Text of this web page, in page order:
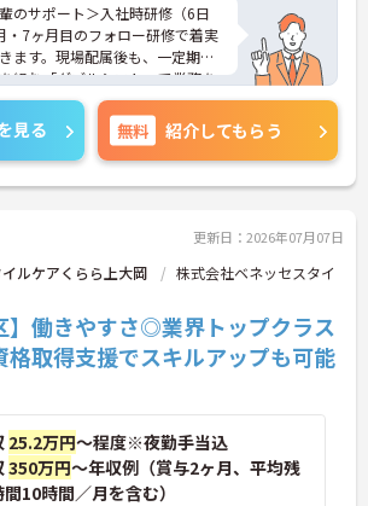
のサポート＞入社時研修（6日
・7ヶ月目のフォロー研修で着実
ます。現場配属後も、一定期間
組む「ダブルシフト」で業務を
人で抱え込むことはありませ
結！専門性を磨いて年収アップ
っかり給与に反映される仕組み
え、独自の社内専門資格制度
ると、1資格につき月給＋1万円
がつきます。キャリアアップす
るため、高いモチベーションで
ネッセグループならではの手厚
も支える制度が満載♪産休・育
あり、ライフステージが変わっ
き続けられる環境が整っていま
見る 無料 紹介してもらう
更新日：2026年07月07日
ルケアくらら上大岡
株式会社ベネッセスタイ
】働きやすさ◎業界トップクラス
取得支援でスキルアップも可能
25.2万円～程度※夜勤手当込
350万円～年収例（賞与2ヶ月、平均残
10時間／月を含む）